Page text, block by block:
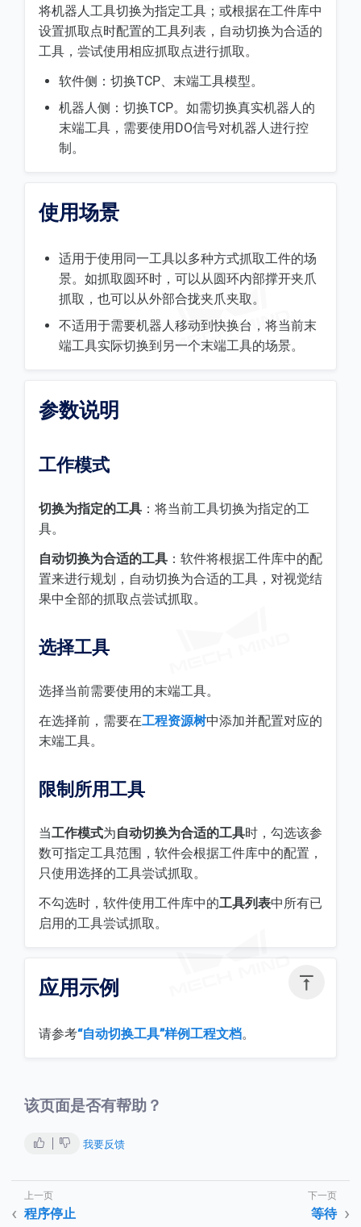

将机器人工具切换为指定工具；或根据在工件库中
设置抓取点时配置的工具列表，自动切换为合适的
工具，尝试使用相应抓取点进行抓取。
软件侧：切换TCP、末端工具模型。
机器人侧：切换TCP。如需切换真实机器人的
末端工具，需要使用DO信号对机器人进行控
制。
使用场景
适用于使用同一工具以多种方式抓取工件的场
景。如抓取圆环时，可以从圆环内部撑开夹爪
抓取，也可以从外部合拢夹爪夹取。
不适用于需要机器人移动到快换台，将当前末
端工具实际切换到另一个末端工具的场景。
参数说明
工作模式
切换为指定的工具 ：将当前工具切换为指定的工
具。
自动切换为合适的工具 ：软件将根据工件库中的配
置来进行规划，自动切换为合适的工具，对视觉结
果中全部的抓取点尝试抓取。
选择工具
选择当前需要使用的末端工具。
在选择前，需要在工程资源树中添加并配置对应的
末端工具。
限制所用工具
当工作模式为自动切换为合适的工具时，勾选该参
数可指定工具范围，软件会根据工件库中的配置，
只使用选择的工具尝试抓取。
不勾选时，软件使用工件库中的工具列表中所有已
启用的工具尝试抓取。
应用示例
请参考“自动切换工具”样例工程文档。
该页面是否有帮助？
我要反馈
程序停止 等待